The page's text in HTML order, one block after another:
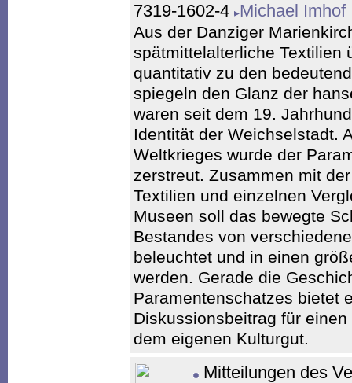
7319-1602-4 Michael Imhof
Aus der Danziger
spätmittelalterliche Textilien
quantitativ zu den
spiegeln den Glanz der
waren seit dem 19.
Identität der Weichselstadt.
Weltkrieges wurde der
zerstreut. Zusammen mit
Textilien und einzelnen
Museen soll das bewegte
Bestandes von
beleuchtet und in einen
werden. Gerade die
Paramentenschatzes bietet
Diskussionsbeitrag für
dem eigenen Kulturgut.
Mitteilungen des